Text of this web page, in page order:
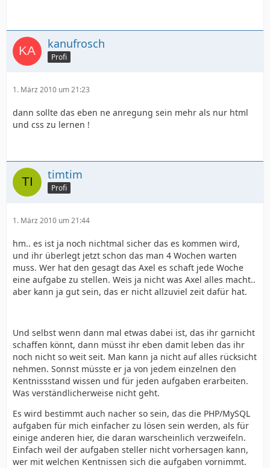
kanufrosch
Profi
1. März 2010 um 21:23
dann sollte das eben ne anregung sein mehr als nur html
und css zu lernen !
timtim
Profi
1. März 2010 um 21:44
hm.. es ist ja noch nichtmal sicher das es kommen wird,
und ihr überlegt jetzt schon das man 4 Wochen warten
muss. Wer hat den gesagt das Axel es schaft jede Woche
eine aufgabe zu stellen. Weis ja nicht was Axel alles macht..
aber kann ja gut sein, das er nicht allzuviel zeit dafür hat.
Und selbst wenn dann mal etwas dabei ist, das ihr garnicht
schaffen könnt, dann müsst ihr eben damit leben das ihr
noch nicht so weit seit. Man kann ja nicht auf alles rücksicht
nehmen. Sonnst müsste er ja von jedem einzelnen den
Kentnissstand wissen und für jeden aufgaben erarbeiten.
Was verständlicherweise nicht geht.
Es wird bestimmt auch nacher so sein, das die PHP/MySQL
aufgaben für mich einfacher zu lösen sein werden, als für
einige anderen hier, die daran warscheinlich verzweifeln.
Einfach weil der aufgaben steller nicht vorhersagen kann,
wer mit welchen Kentnissen sich die aufgaben vornimmt.